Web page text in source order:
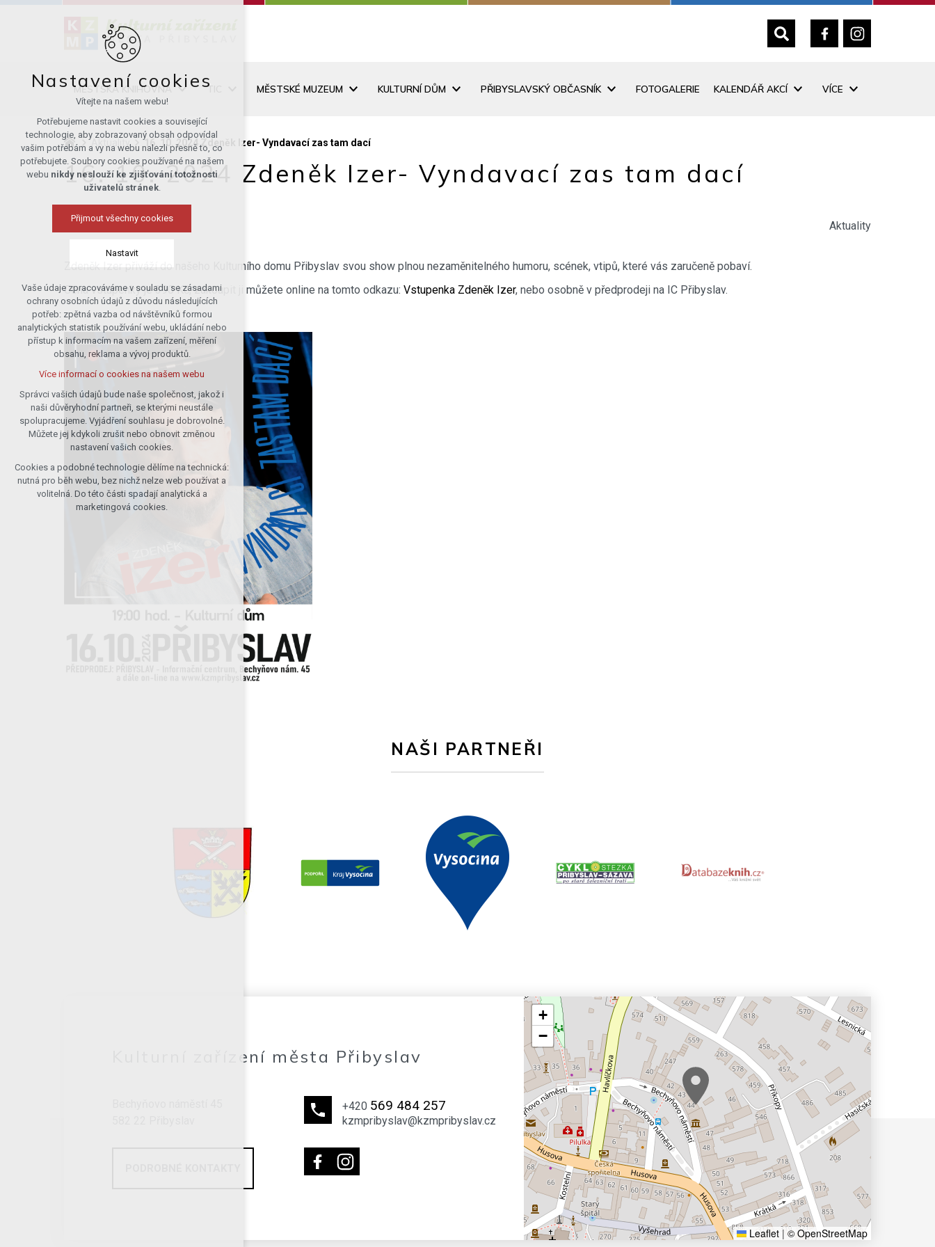
MĚSTSKÁ KNIHOVNA TIC MĚSTSKÉ MUZEUM KULTURNÍ DŮM PŘIBYSLAVSKÝ OBČASNÍK FOTOGALERIE KALENDÁŘ AKCÍ VÍCE
Aktuality 16. 10. 2024 Zdeněk Izer- Vyndavací zas tam dací
16. 10. 2024 Zdeněk Izer- Vyndavací zas tam dací
Aktuality
Zdeněk Izer přiváží do našeho Kulturního domu Přibyslav svou show plnou nezaměnitelného humoru, scének, vtipů, které vás zaručeně pobaví.
Cena vstupenky je 390 Kč, zakoupit ji můžete online na tomto odkazu: Vstupenka Zdeněk Izer, nebo osobně v předprodeji na IC Přibyslav.
NAŠI PARTNEŘI
Kulturní zařízení města Přibyslav
+420 569 484 257
kzmpribyslav@kzmpribyslav.cz
+
−
Leaflet | © OpenStreetMap
Nastavení cookies
Vítejte na našem webu!
Potřebujeme nastavit cookies a související
technologie, aby zobrazovaný obsah odpovídal
vašim potřebám a vy na webu nalezli přesně to, co
potřebujete. Soubory cookies používané na našem
webu nikdy neslouží ke zjišťování totožnosti
uživatelů stránek.
Přijmout všechny cookies
Nastavit
Technická cookies
nutná pro provozování webu
udržení kontextu stránek (session):
případná přihlášení, volby jazyka, apod.
Volitelná cookies
analytická pro anonymizované
vyhodnocení návštěvnosti
marketingová cookies (Google)
Více informací o cookies na našem webu
Přijmout všechny cookies
Odmítnout vše
Vaše údaje zpracováváme v souladu se zásadami
ochrany osobních údajů z důvodu následujících
potřeb: zpětná vazba od návštěvníků formou
analytických statistik používání webu, ukládání nebo
přístup k informacím na vašem zařízení, měření
obsahu, reklama a vývoj produktů.
Více informací o cookies na našem webu
Správci vašich údajů bude naše společnost, jakož i
naši důvěryhodní partneři, se kterými neustále
spolupracujeme. Vyjádření souhlasu je dobrovolné.
Můžete jej kdykoli zrušit nebo obnovit změnou
nastavení vašich cookies.
Cookies a podobné technologie dělíme na technická:
nutná pro běh webu, bez nichž nelze web používat a
volitelná. Do této části spadají analytická a
marketingová cookies.